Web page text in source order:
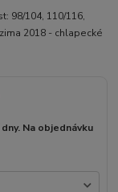
98/104, 110/116,
2018 - chlapecké
Na objednávku